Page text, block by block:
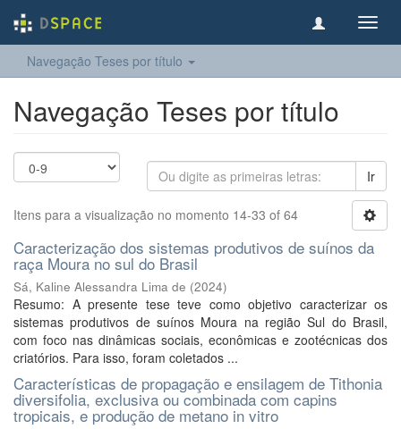
Navegação Teses por título
Navegação Teses por título
Ir
Itens para a visualização no momento 14-33 of 64
Caracterização dos sistemas produtivos de suínos da
raça Moura no sul do Brasil
Sá, Kaline Alessandra Lima de (2024)
Resumo: A presente tese teve como objetivo caracterizar os
sistemas produtivos de suínos Moura na região Sul do Brasil,
com foco nas dinâmicas sociais, econômicas e zootécnicas dos
criatórios. Para isso, foram coletados ...
Características de propagação e ensilagem de Tithonia
diversifolia, exclusiva ou combinada com capins
tropicais, e produção de metano in vitro